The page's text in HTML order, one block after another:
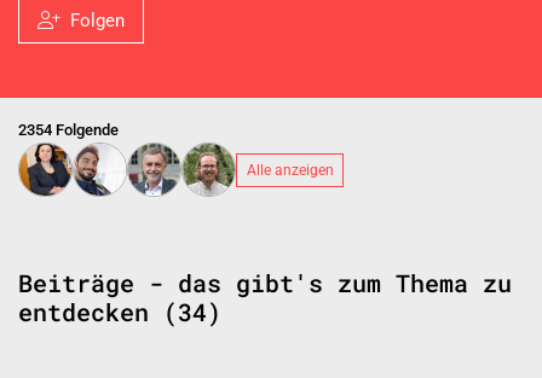
Folgen
2354 Folgende
Alle anzeigen
Beiträge - das gibt's zum Thema zu
entdecken (34)